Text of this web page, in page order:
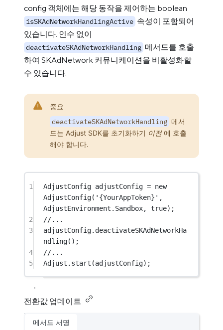
config 객체에는 해당 동작을 제어하는 boolean
isSKAdNetworkHandlingActive 속성이 포함되어
있습니다. 인수 없이
deactivateSKAdNetworkHandling 메서드를 호출
하여 SKAdNetwork 커뮤니케이션을 비활성화할
수 있습니다.
중요
deactivateSKAdNetworkHandling 메서
드는 Adjust SDK를 초기화하기 이전에 호출
해야 합니다.
1 AdjustConfig adjustConfig = new
AdjustConfig( '{YourAppToken}'
AdjustEnvironment . Sandbox, true);
2
//...
3
adjustConfig. deactivateSKAdNetworkHa
ndling();
4
//...
5
Adjust . start (adjustConfig);
전환값 업데이트
메서드 서명